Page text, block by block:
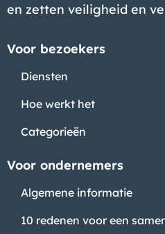
Bedrijf
en zetten veiligheid en
Voor bezoekers
Diensten
Hoe werkt het
Categorieën
Voor ondernemers
Algemene informatie
10 redenen voor een